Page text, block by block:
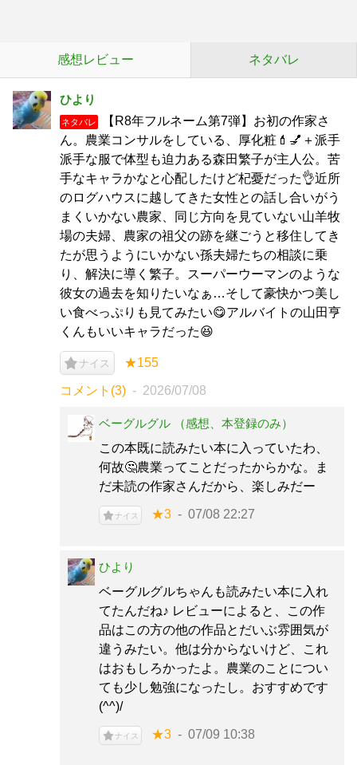
感想レビュー ネタバレ
ひより
ネタバレ
【R8年フルネーム第7弾】お初の作家さ
ん。農業コンサルをしている、厚化粧💄💅＋派手
派手な服で体型も迫力ある森田繁子が主人公。苦
手なキャラかなと心配したけど杞憂だった👌近所
のログハウスに越してきた女性との話し合いがう
まくいかない農家、同じ方向を見ていない山羊牧
場の夫婦、農家の祖父の跡を継ごうと移住してき
たが思うようにいかない孫夫婦たちの相談に乗
り、解決に導く繁子。スーパーウーマンのような
彼女の過去を知りたいなぁ…そして豪快かつ美し
い食べっぷりも見てみたい😋アルバイトの山田亨
くんもいいキャラだった😆
ナイス ★155
コメント(3) 2026/07/08
ベーグルグル （感想、本登録のみ）
この本既に読みたい本に入っていたわ、
何故🤔農業ってことだったからかな。ま
だ未読の作家さんだから、楽しみだー
ナイス ★3 07/08 22:27
ひより
ベーグルグルちゃんも読みたい本に入れ
てたんだね♪ レビューによると、この作
品はこの方の他の作品とだいぶ雰囲気が
違うみたい。他は分からないけど、これ
はおもしろかったよ。農業のことについ
ても少し勉強になったし。おすすめです
(^^)/
ナイス ★3 07/09 10:38